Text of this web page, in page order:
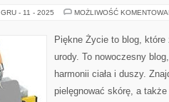
GRU - 11 - 2025 MOŻLIWOŚĆ
Piękne Życie to blog, które
urody. To nowoczesny
harmonii ciała i duszy.
pielęgnować skórę, a